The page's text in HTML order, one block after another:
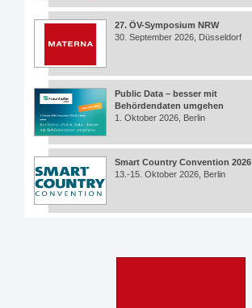
27. ÖV-Symposium NRW
30. September 2026, Düsseldorf
Public Data – besser mit
Behördendaten umgehen
1. Oktober 2026, Berlin
Smart Country Convention 2026
13.-15. Oktober 2026, Berlin